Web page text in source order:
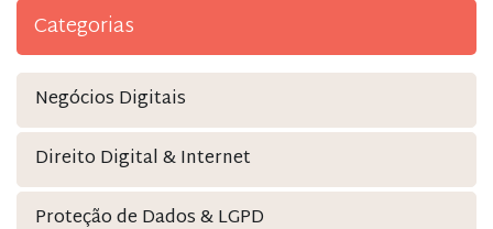
Categorias
Negócios Digitais
Direito Digital & Internet
Proteção de Dados & LGPD